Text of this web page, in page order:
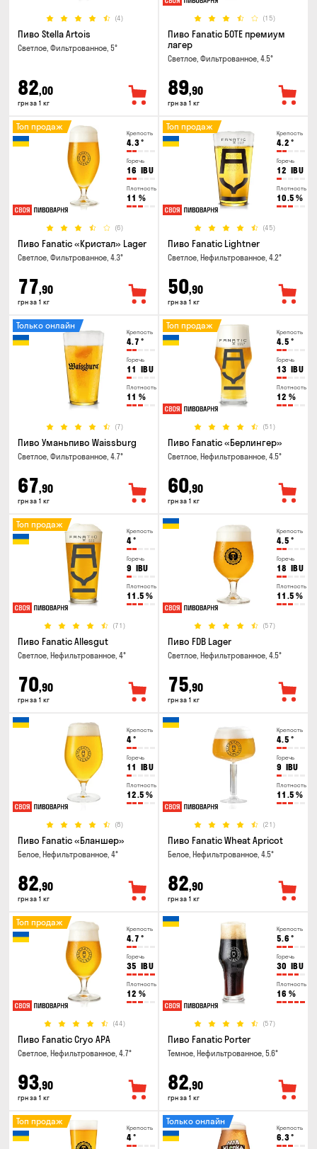
(4)
Пиво Stella Artois
Светлое, Фильтрованное, 5°
82,00
грн за 1 кг
(15)
Пиво Fanatic БОТЕ премиум
лагер
Светлое, Фильтрованное, 4.5°
89,90
грн за 1 кг
Крепость
4.3°
Горечь
16 IBU
Плотность
11 %
(6)
Топ продаж
Пиво Fanatic «Кристал» Lager
Светлое, Фильтрованное, 4.3°
77,90
грн за 1 кг
Крепость
4.2 °
Горечь
12 IBU
Плотность
10.5 %
(45)
Топ продаж
Пиво Fanatic Lightner
Светлое, Нефильтрованное, 4.2°
50,90
грн за 1 кг
Крепость
4.7 °
Горечь
11 IBU
Плотность
11 %
(7)
Только онлайн
Пиво Уманьпиво Waissburg
Светлое, Фильтрованное, 4.7°
67,90
грн за 1 кг
Крепость
4.5 °
Горечь
13 IBU
Плотность
12 %
(51)
Топ продаж
Пиво Fanatic «Берлингер»
Светлое, Нефильтрованное, 4.5°
60,90
грн за 1 кг
Крепость
4°
Горечь
9 IBU
Плотность
11.5 %
(71)
Топ продаж
Пиво Fanatic Allesgut
Светлое, Нефильтрованное, 4°
70,90
грн за 1 кг
Крепость
4.5 °
Горечь
18 IBU
Плотность
11.5 %
(57)
Пиво FDB Lager
Светлое, Нефильтрованное, 4.5°
75,90
грн за 1 кг
Крепость
4°
Горечь
11 IBU
Плотность
12.5 %
(8)
Пиво Fanatic «Бланшер»
Белое, Нефильтрованное, 4°
82,90
грн за 1 кг
Крепость
4.5 °
Горечь
9 IBU
Плотность
11.5 %
(21)
Пиво Fanatic Wheat Apricot
Белое, Нефильтрованное, 4.5°
82,90
грн за 1 кг
Крепость
4.7 °
Горечь
35 IBU
Плотность
12 %
(44)
Топ продаж
Пиво Fanatic Cryo APA
Светлое, Нефильтрованное, 4.7°
93,90
грн за 1 кг
Крепость
5.6 °
Горечь
30 IBU
Плотность
16 %
(57)
Пиво Fanatic Porter
Темное, Нефильтрованное, 5.6°
82,90
грн за 1 кг
Крепость
4°
Топ продаж
Крепость
6.3°
Только онлайн